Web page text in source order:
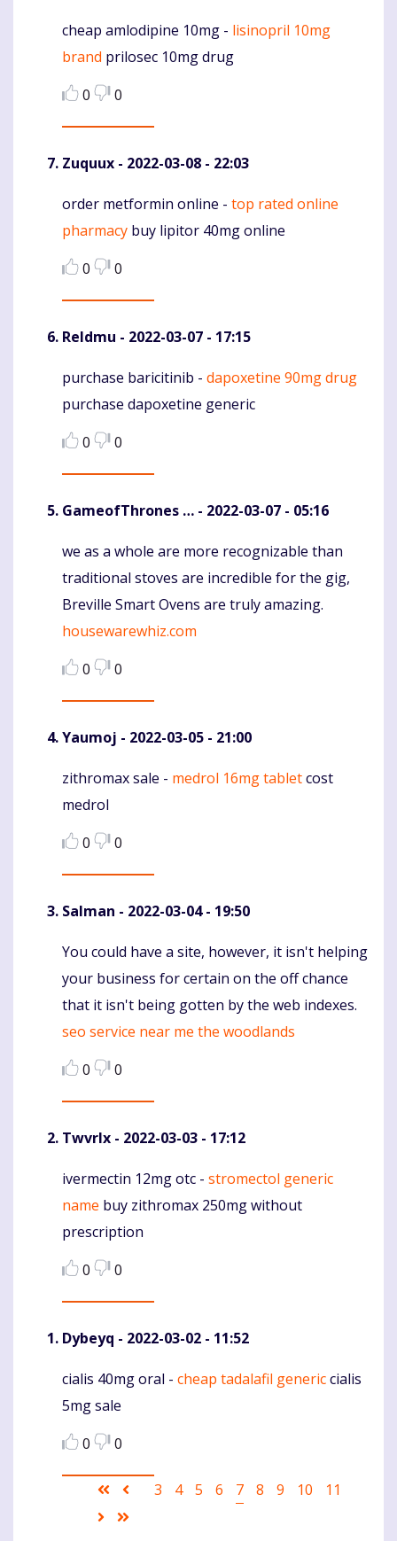
Komentaras
cheap amlodipine 10mg - lisinopril 10mg
brand prilosec 10mg drug
0
0
Zuquux - 2022-03-08 - 22:03
Komentaras
order metformin online - top rated online
pharmacy buy lipitor 40mg online
0
0
Reldmu - 2022-03-07 - 17:15
Komentaras
purchase baricitinib - dapoxetine 90mg drug
purchase dapoxetine generic
0
0
GameofThrones … - 2022-03-07 - 05:16
Komentaras
we as a whole are more recognizable than
traditional stoves are incredible for the gig,
Breville Smart Ovens are truly amazing.
housewarewhiz.com
0
0
Yaumoj - 2022-03-05 - 21:00
Komentaras
zithromax sale - medrol 16mg tabletcost
medrol
0
0
Salman - 2022-03-04 - 19:50
Komentaras
You could have a site, however, it isn't helping
your business for certain on the off chance
that it isn't being gotten by the web indexes.
seo service near me the woodlands
0
0
Twvrlx - 2022-03-03 - 17:12
Komentaras
ivermectin 12mg otc - stromectol generic
name buy zithromax 250mg without
prescription
0
0
Dybeyq - 2022-03-02 - 11:52
Komentaras
cialis 40mg oral - cheap tadalafil genericcialis
5mg sale
0
0
Pagination
First
page
Ankstesnis
Puslapis
3 Puslapis
4 Puslapis
5 Puslapis
6
Current
7 Puslapis
8 Puslapis
9 Puslapis
10 Puslapis
11
Sekantis